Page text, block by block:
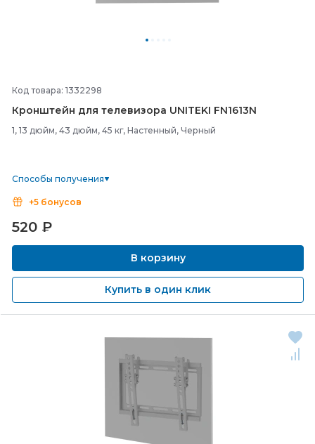
Код товара: 1332298
Кронштейн для телевизора UNITEKI FN1613N
1, 13 дюйм, 43 дюйм, 45 кг, Настенный, Черный
Способы получения
+5 бонусов
520 ₽
В корзину
Купить в один клик